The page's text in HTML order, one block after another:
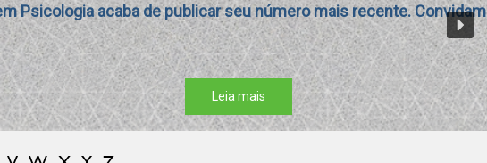
Convidamos a navegar no [...]